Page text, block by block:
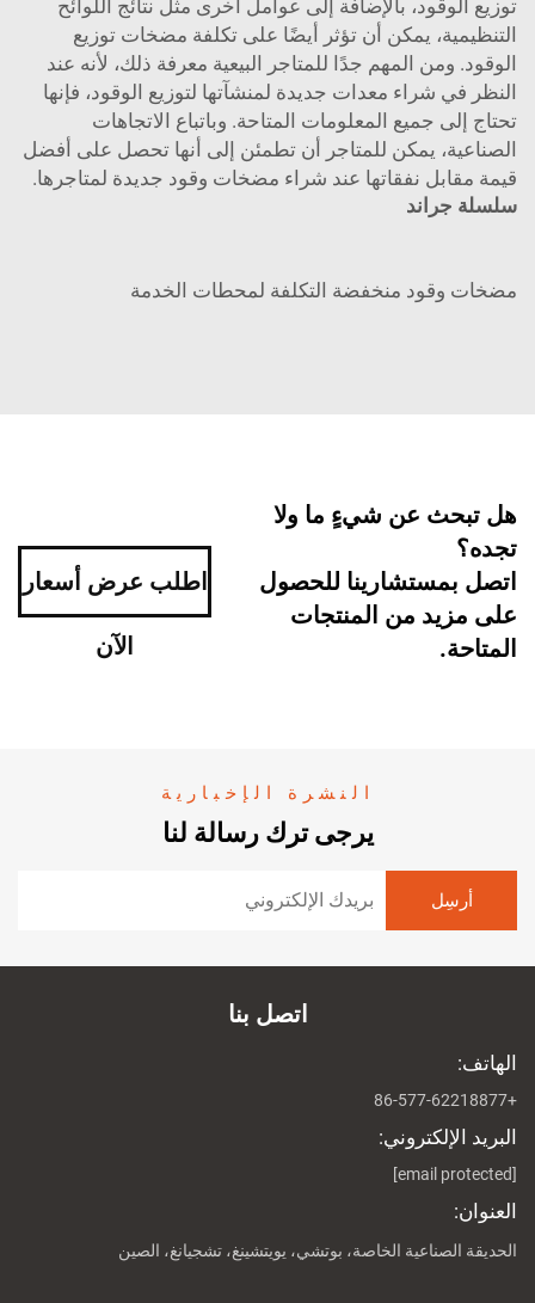
توزيع الوقود، بالإضافة إلى عوامل أخرى مثل نتائج اللوائح
التنظيمية، يمكن أن تؤثر أيضًا على تكلفة مضخات توزيع
الوقود. ومن المهم جدًا للمتاجر البيعية معرفة ذلك، لأنه عند
النظر في شراء معدات جديدة لمنشآتها لتوزيع الوقود، فإنها
تحتاج إلى جميع المعلومات المتاحة. وباتباع الاتجاهات
الصناعية، يمكن للمتاجر أن تطمئن إلى أنها تحصل على أفضل
قيمة مقابل نفقاتها عند شراء مضخات وقود جديدة لمتاجرها.
سلسلة جراند
مضخات وقود منخفضة التكلفة لمحطات الخدمة
هل تبحث عن شيءٍ ما ولا
تجده؟
اتصل بمستشارينا للحصول
على مزيد من المنتجات
المتاحة.
اطلب عرض أسعار
الآن
النشرة الإخبارية
يرجى ترك رسالة لنا
اتصل بنا
الهاتف:
+86-577-62218877
البريد الإلكتروني:
[email protected]
العنوان:
الحديقة الصناعية الخاصة، بوتشي، يويتشينغ، تشجيانغ، الصين